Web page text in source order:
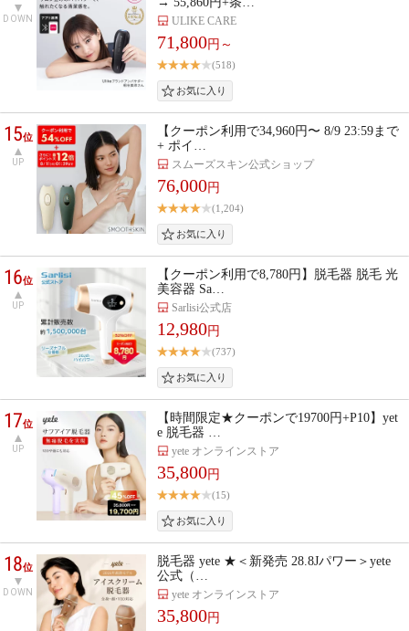
DOWN ULIKE CARE
71,800円～
(518)
15位
UP
【クーポン利用で34,960円〜 8/9 23:59まで
+ ポイ…
スムーズスキン公式ショップ
76,000円
(1,204)
16位
UP
【クーポン利用で8,780円】脱毛器 脱毛 光
美容器 Sa…
Sarlisi公式店
12,980円
(737)
17位
UP
【時間限定★クーポンで19700円+P10】yet
e 脱毛器 …
yete オンラインストア
35,800円
(15)
18位
DOWN
脱毛器 yete ★＜新発売 28.8Jパワー＞yete
公式（…
yete オンラインストア
35,800円